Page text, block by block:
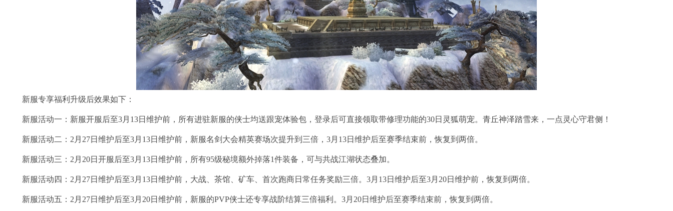
新服专享福利升级后效果如下：
新服活动一：新服开服后至3月13日维护前，所有进驻新服的侠士均送跟宠体验包，登录后可直接领取带修理功能的30日灵狐萌宠。青丘神泽踏雪来，一点灵心守君侧！
新服活动二：2月27日维护后至3月13日维护前，新服名剑大会精英赛场次提升到三倍，3月13日维护后至赛季结束前，恢复到两倍。
新服活动三：2月20日开服后至3月13日维护前，所有95级秘境额外掉落1件装备，可与共战江湖状态叠加。
新服活动四：2月27日维护后至3月13日维护前，大战、茶馆、矿车、首次跑商日常任务奖励三倍。3月13日维护后至3月20日维护前，恢复到两倍。
新服活动五：2月27日维护后至3月20日维护前，新服的PVP侠士还专享战阶结算三倍福利。3月20日维护后至赛季结束前，恢复到两倍。